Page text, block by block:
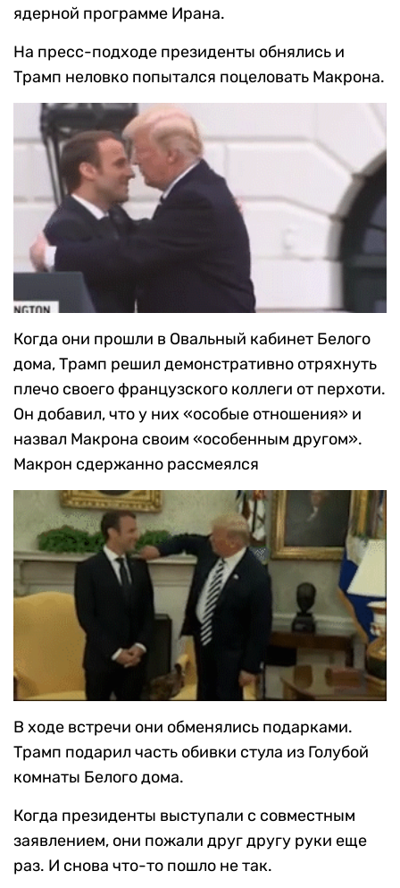
ядерной программе Ирана.
На пресс-подходе президенты обнялись и
Трамп неловко попытался поцеловать Макрона.
Когда они прошли в Овальный кабинет Белого
дома, Трамп решил демонстративно отряхнуть
плечо своего французского коллеги от перхоти.
Он добавил, что у них «особые отношения» и
назвал Макрона своим «особенным другом».
Макрон сдержанно рассмеялся
В ходе встречи они обменялись подарками.
Трамп подарил часть обивки стула из Голубой
комнаты Белого дома.
Когда президенты выступали с совместным
заявлением, они пожали друг другу руки еще
раз. И снова что-то пошло не так.